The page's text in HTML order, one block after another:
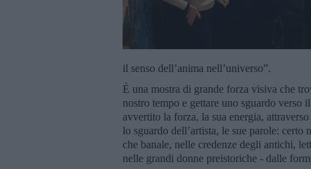
il senso dell’anima nell’universo”.
È una mostra di grande forza visiva che
nostro tempo e gettare uno sguardo
avvertito la forza, la sua energia,
lo sguardo dell’artista, le sue parole: certo
che banale, nelle credenze degli antichi,
nelle grandi donne preistoriche - dalle